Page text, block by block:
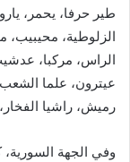
طير حرفا، يحمر،
الزلوطية،
الراس، مركبا،
عيترون، علما
رميش، راشيا
وفي الجهة